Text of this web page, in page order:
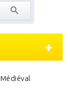
Médiéval